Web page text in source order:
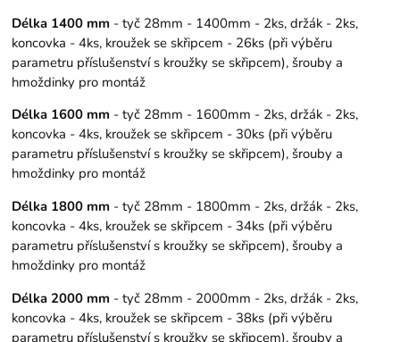
Délka 1400 mm - tyč 28mm - 1400mm - 2ks, držák - 2ks,
koncovka - 4ks, kroužek se skřipcem - 26ks (při výběru
parametru příslušenství s kroužky se skřipcem), šrouby a
hmoždinky pro montáž
Délka 1600 mm - tyč 28mm - 1600mm - 2ks, držák - 2ks,
koncovka - 4ks, kroužek se skřipcem - 30ks (při výběru
parametru příslušenství s kroužky se skřipcem), šrouby a
hmoždinky pro montáž
Délka 1800 mm - tyč 28mm - 1800mm - 2ks, držák - 2ks,
koncovka - 4ks, kroužek se skřipcem - 34ks (při výběru
parametru příslušenství s kroužky se skřipcem), šrouby a
hmoždinky pro montáž
Délka 2000 mm - tyč 28mm - 2000mm - 2ks, držák - 2ks,
koncovka - 4ks, kroužek se skřipcem - 38ks (při výběru
parametru příslušenství s kroužky se skřipcem), šrouby a